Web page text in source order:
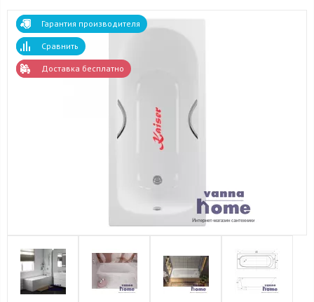
Гарантия производителя
Сравнить
Доставка бесплатно